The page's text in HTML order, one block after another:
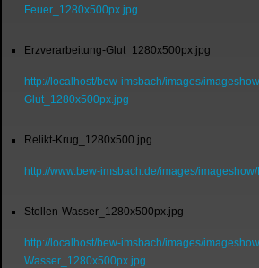
Feuer_1280x500px.jpg
Erzverarbeitung-Glut_1280x500px.jpg
http://localhost/bew-imsbach/images/
Glut_1280x500px.jpg
Relikt-Krug_1280x500.jpg
http://www.bew-imsbach.de/images/
Stollen-Wasser_1280x500px.jpg
http://localhost/bew-imsbach/images/
Wasser_1280x500px.jpg